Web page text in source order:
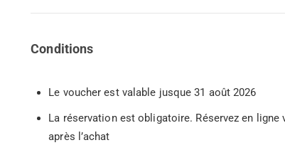
Conditions
Le voucher est valable jusque 31 août 2026
La réservation est obligatoire. Réservez en
après l’achat